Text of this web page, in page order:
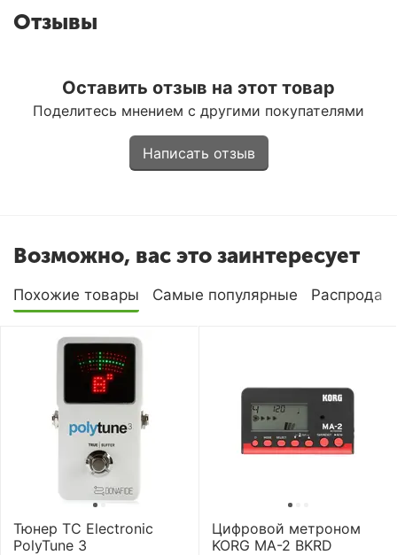
Отзывы
Оставить отзыв на этот товар
Поделитесь мнением с другими покупателями
Написать отзыв
Возможно, вас это заинтересует
Похожие товары Самые популярные
Тюнер TC Electronic
PolyTune 3
Цифровой метроном
KORG MA-2 BKRD